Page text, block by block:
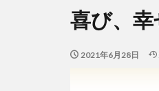
喜び、
2021年6月28日